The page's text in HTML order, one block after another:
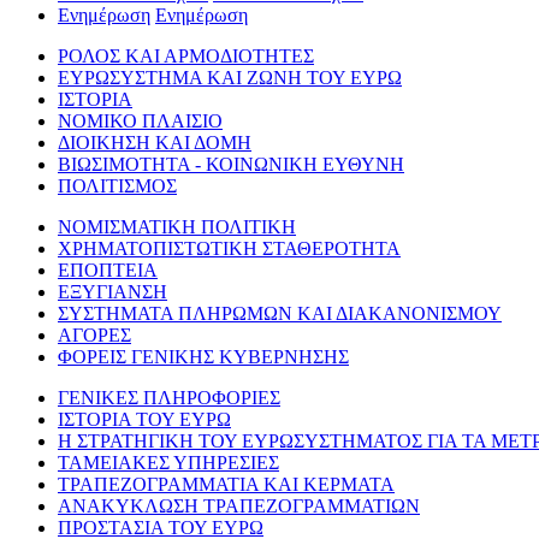
Ενημέρωση Ενημέρωση
ΡΟΛΟΣ ΚΑΙ ΑΡΜΟΔΙΟΤΗΤΕΣ
ΕΥΡΩΣΥΣΤΗΜΑ ΚΑΙ ΖΩΝΗ ΤΟΥ ΕΥΡΩ
ΙΣΤΟΡΙΑ
ΝΟΜΙΚΟ ΠΛΑΙΣΙΟ
ΔΙΟΙΚΗΣΗ ΚΑΙ ΔΟΜΗ
ΒΙΩΣΙΜΟΤΗΤΑ - ΚΟΙΝΩΝΙΚΗ ΕΥΘΥΝΗ
ΠΟΛΙΤΙΣΜΟΣ
ΝΟΜΙΣΜΑΤΙΚΗ ΠΟΛΙΤΙΚΗ
ΧΡΗΜΑΤΟΠΙΣΤΩΤΙΚΗ ΣΤΑΘΕΡΟΤΗΤΑ
ΕΠΟΠΤΕΙΑ
ΕΞΥΓΙΑΝΣΗ
ΣΥΣΤΗΜΑΤΑ ΠΛΗΡΩΜΩΝ ΚΑΙ ΔΙΑΚΑΝΟΝΙΣΜΟΥ
ΑΓΟΡΕΣ
ΦΟΡΕΙΣ ΓΕΝΙΚΗΣ ΚΥΒΕΡΝΗΣΗΣ
ΓΕΝΙΚΕΣ ΠΛΗΡΟΦΟΡΙΕΣ
ΙΣΤΟΡΙΑ ΤΟΥ ΕΥΡΩ
Η ΣΤΡΑΤΗΓΙΚΗ ΤΟΥ ΕΥΡΩΣΥΣΤΗΜΑΤΟΣ ΓΙΑ ΤΑ
ΤΑΜΕΙΑΚΕΣ ΥΠΗΡΕΣΙΕΣ
ΤΡΑΠΕΖΟΓΡΑΜΜΑΤΙΑ ΚΑΙ ΚΕΡΜΑΤΑ
ΑΝΑΚΥΚΛΩΣΗ ΤΡΑΠΕΖΟΓΡΑΜΜΑΤΙΩΝ
ΠΡΟΣΤΑΣΙΑ ΤΟΥ ΕΥΡΩ